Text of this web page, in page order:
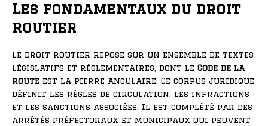
Les fondamentaux du droit
routier
Le droit routier repose sur un ensemble de textes
législatifs et réglementaires, dont le Code de la
route est la pierre angulaire. Ce corpus juridique
définit les règles de circulation, les infractions
et les sanctions associées. Il est complété par des
arrêtés préfectoraux et municipaux qui peuvent